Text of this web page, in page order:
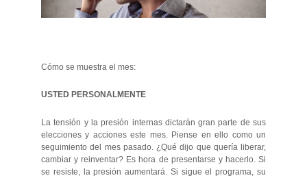
Cómo se muestra el mes:
USTED PERSONALMENTE
La tensión y la presión internas dictarán gran parte de sus
elecciones y acciones este mes. Piense en ello como un
seguimiento del mes pasado. ¿Qué dijo que quería liberar,
cambiar y reinventar? Es hora de presentarse y hacerlo. Si
se resiste, la presión aumentará. Si sigue el programa, su